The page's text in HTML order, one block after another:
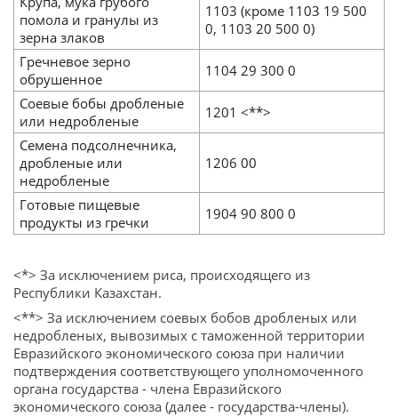
помола и гранулы из
зерна злаков
1103 (кроме 1103 19 500
0, 1103 20 500 0)
Гречневое зерно
обрушенное
1104 29 300 0
Соевые бобы дробленые
или недробленые
1201 <**>
Семена подсолнечника,
дробленые или
недробленые
1206 00
Готовые пищевые
продукты из гречки
1904 90 800 0
<*> За исключением риса, происходящего из
Республики Казахстан.
<**> За исключением соевых бобов дробленых или
недробленых, вывозимых с таможенной территории
Евразийского экономического союза при наличии
подтверждения соответствующего уполномоченного
органа государства - члена Евразийского
экономического союза (далее - государства-члены).